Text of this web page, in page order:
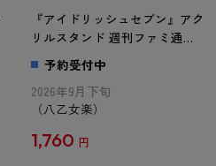
『アイドリッシュセブン』アク
リルスタンド 週刊ファミ通
Collection 八乙女楽
予約受付中
2026年9月下旬
（八乙女楽）
1,760 円